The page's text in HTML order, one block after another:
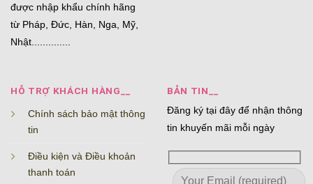
được nhập khẩu chính hãng
từ Pháp, Đức, Hàn, Nga, Mỹ,
Nhật..............
HỖ TRỢ KHÁCH HÀNG__
Chính sách bảo mật thông
tin
Điều kiện và Điều khoản
thanh toán
BẢN TIN__
Đăng ký tại đây để nhận thông
tin khuyến mãi mỗi ngày